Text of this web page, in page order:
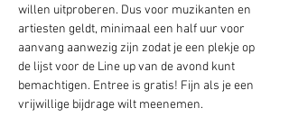
willen uitproberen. Dus voor muzikanten en
artiesten geldt, minimaal een half uur voor
aanvang aanwezig zijn zodat je een plekje op
de lijst voor de Line up van de avond kunt
bemachtigen. Entree is gratis! Fijn als je een
vrijwillige bijdrage wilt meenemen.